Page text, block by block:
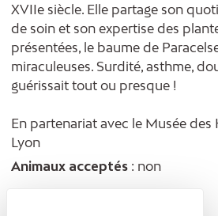
XVIIe siècle. Elle partage son
de soin et son expertise des
présentées, le baume de
miraculeuses. Surdité, asthme,
guérissait tout ou presque !
En partenariat avec le Musée des
Lyon
Animaux acceptés: non